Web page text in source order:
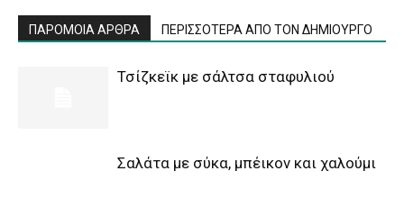
ΠΑΡΟΜΟΙΑ ΑΡΘΡΑ ΠΕΡΙΣΣΟΤΕΡΑ ΑΠΟ ΤΟΝ ΔΗΜΙΟΥΡΓΟ
Τσίζκεϊκ με σάλτσα σταφυλιού
Σαλάτα με σύκα, μπέικον και χαλούμι